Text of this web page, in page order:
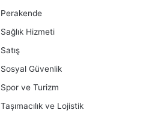
Perakende
Sağlık Hizmeti
Satış
Sosyal Güvenlik
Spor ve Turizm
Taşımacılık ve Lojistik